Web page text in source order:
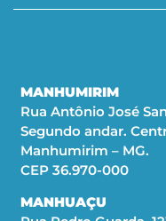
MANHUMIRIM
Rua Antônio José
Segundo andar.
Manhumirim – MG.
CEP 36.970-000
MANHUAÇU